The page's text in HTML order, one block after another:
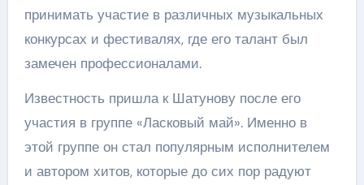
принимать участие в различных музыкальных
конкурсах и фестивалях, где его талант был
замечен профессионалами.
Известность пришла к Шатунову после его
участия в группе «Ласковый май». Именно в
этой группе он стал популярным исполнителем
и автором хитов, которые до сих пор радуют